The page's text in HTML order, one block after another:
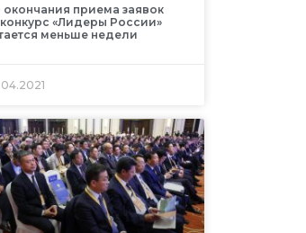
приема заявок
«Лидеры России»
меньше недели